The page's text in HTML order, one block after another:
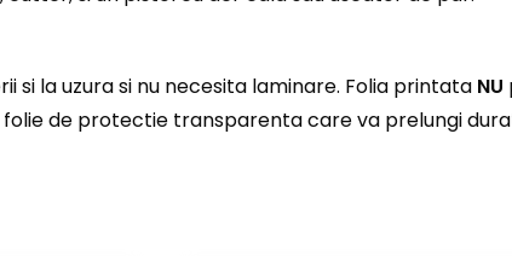
la uzura si nu necesita laminare. Folia printata NU
de protectie transparenta care va prelungi